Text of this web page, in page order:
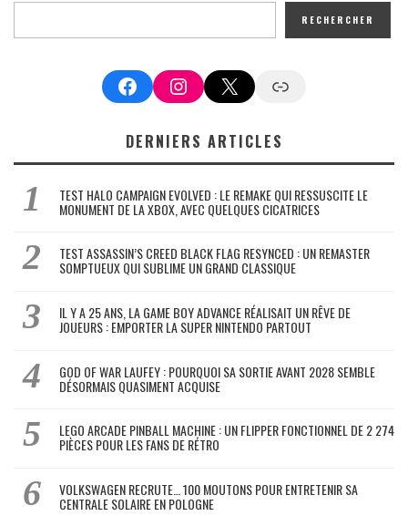
RECHERCHER
FacebookInstagram
X Google News
DERNIERS ARTICLES
TEST HALO CAMPAIGN EVOLVED : LE REMAKE QUI RESSUSCITE LE
MONUMENT DE LA XBOX, AVEC QUELQUES CICATRICES
TEST ASSASSIN’S CREED BLACK FLAG RESYNCED : UN REMASTER
SOMPTUEUX QUI SUBLIME UN GRAND CLASSIQUE
IL Y A 25 ANS, LA GAME BOY ADVANCE RÉALISAIT UN RÊVE DE
JOUEURS : EMPORTER LA SUPER NINTENDO PARTOUT
GOD OF WAR LAUFEY : POURQUOI SA SORTIE AVANT 2028 SEMBLE
DÉSORMAIS QUASIMENT ACQUISE
LEGO ARCADE PINBALL MACHINE : UN FLIPPER FONCTIONNEL DE 2 274
PIÈCES POUR LES FANS DE RÉTRO
VOLKSWAGEN RECRUTE… 100 MOUTONS POUR ENTRETENIR SA
CENTRALE SOLAIRE EN POLOGNE